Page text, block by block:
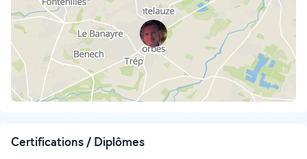
Certifications / Diplômes